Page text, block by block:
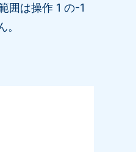
囲は操作 1 の-1